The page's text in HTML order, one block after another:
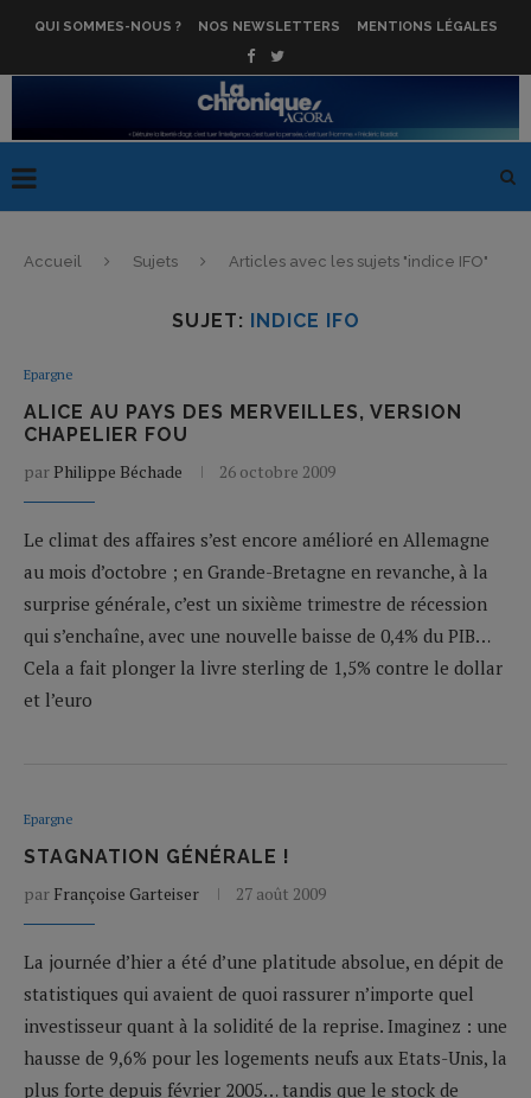
QUI SOMMES-NOUS ? NOS NEWSLETTERS MENTIONS LÉGALES
Accueil Sujets Articles avec les sujets "indice IFO"
SUJET: INDICE IFO
Epargne
ALICE AU PAYS DES MERVEILLES, VERSION
CHAPELIER FOU
par Philippe Béchade 26 octobre 2009
Le climat des affaires s’est encore amélioré en Allemagne
au mois d’octobre ; en Grande-Bretagne en revanche, à la
surprise générale, c’est un sixième trimestre de récession
qui s’enchaîne, avec une nouvelle baisse de 0,4% du PIB…
Cela a fait plonger la livre sterling de 1,5% contre le dollar
et l’euro
Epargne
STAGNATION GÉNÉRALE !
par Françoise Garteiser 27 août 2009
La journée d’hier a été d’une platitude absolue, en dépit de
statistiques qui avaient de quoi rassurer n’importe quel
investisseur quant à la solidité de la reprise. Imaginez : une
hausse de 9,6% pour les logements neufs aux Etats-Unis, la
plus forte depuis février 2005… tandis que le stock de